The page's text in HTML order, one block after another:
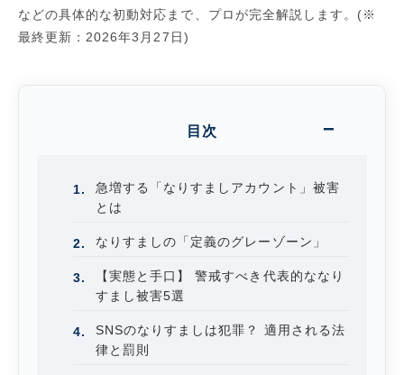
などの具体的な初動対応まで、プロが完全解説します。(※
最終更新：2026年3月27日)
目次
急増する「なりすましアカウント」被害
とは
なりすましの「定義のグレーゾーン」
【実態と手口】 警戒すべき代表的ななり
すまし被害5選
SNSのなりすましは犯罪？ 適用される法
律と罰則